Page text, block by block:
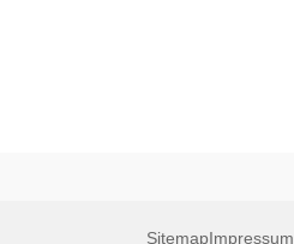
SitemapImpressum